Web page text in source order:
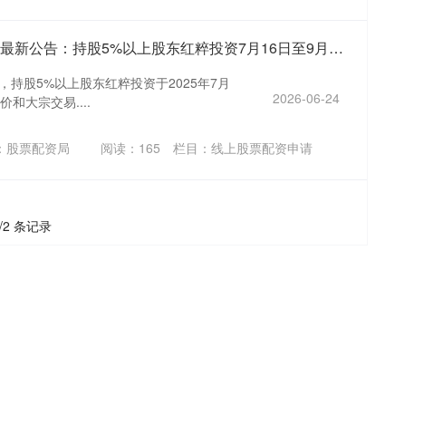
可靠的炒股配资 英诺激光最新公告：持股5%以上股东红粹投资7月16日至9月17日累计减持146.47万股
持股5%以上股东红粹投资于2025年7月
和大宗交易....
2026-06-24
股票配资局 阅读： 165 栏目：线上股票配资申请
条记录